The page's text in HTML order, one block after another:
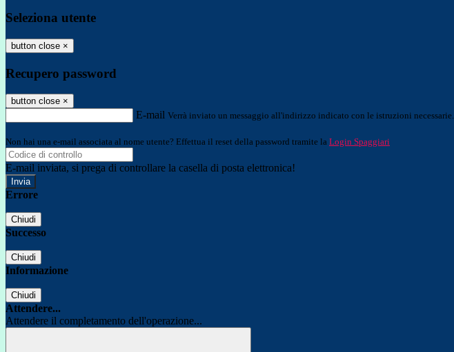
Seleziona utente
button close ×
Recupero password
button close ×
E-mail Verrà inviato un messaggio all'indirizzo indicato con le istruzioni necessarie.
Non hai una e-mail associata al nome utente? Effettua il reset della password tramite la Login Spaggiari
E-mail inviata, si prega di controllare la casella di posta elettronica!
Errore
Chiudi
Successo
Chiudi
Informazione
Chiudi
Attendere...
Attendere il completamento dell'operazione...